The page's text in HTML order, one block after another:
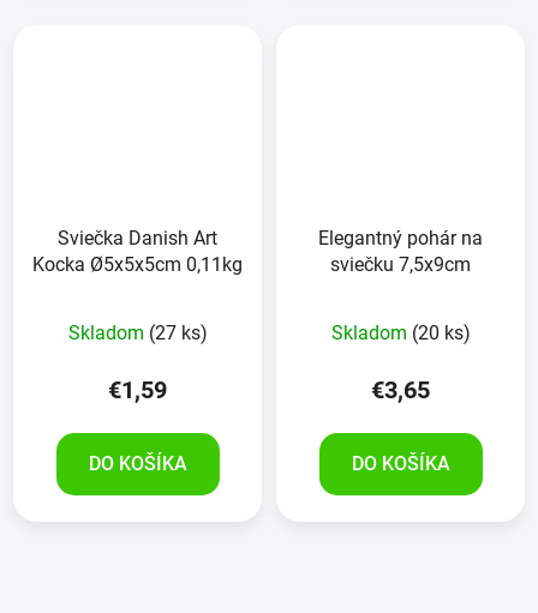
Sviečka Danish Art
Kocka Ø5x5x5cm 0,11kg
Skladom (27 ks)
€1,59
DO KOŠÍKA
Elegantný pohár na
sviečku 7,5x9cm
Skladom (20 ks)
€3,65
DO KOŠÍKA